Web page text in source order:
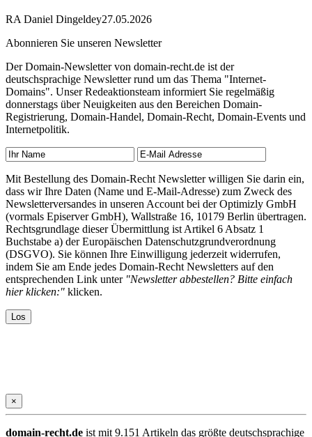
RA Daniel Dingeldey27.05.2026
Abonnieren Sie unseren Newsletter
Der Domain-Newsletter von domain-recht.de ist der
deutschsprachige Newsletter rund um das Thema "Internet-
Domains". Unser Redeaktionsteam informiert Sie regelmäßig
donnerstags über Neuigkeiten aus den Bereichen Domain-
Registrierung, Domain-Handel, Domain-Recht, Domain-Events und
Internetpolitik.
Mit Bestellung des Domain-Recht Newsletter willigen Sie darin ein,
dass wir Ihre Daten (Name und E-Mail-Adresse) zum Zweck des
Newsletterversandes in unseren Account bei der Optimizly GmbH
(vormals Episerver GmbH), Wallstraße 16, 10179 Berlin übertragen.
Rechtsgrundlage dieser Übermittlung ist Artikel 6 Absatz 1
Buchstabe a) der Europäischen Datenschutzgrundverordnung
(DSGVO). Sie können Ihre Einwilligung jederzeit widerrufen,
indem Sie am Ende jedes Domain-Recht Newsletters auf den
entsprechenden Link unter "Newsletter abbestellen? Bitte einfach
hier klicken:" klicken.
×
domain-recht.de ist mit 9.151 Artikeln das größte deutschsprachige